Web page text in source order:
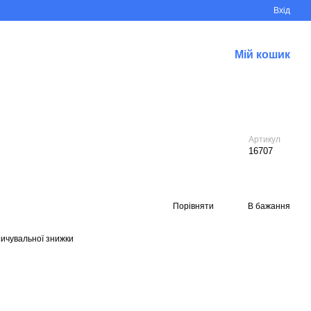
Вхід
Мій кошик
Артикул
16707
Порівняти В бажання
знижки